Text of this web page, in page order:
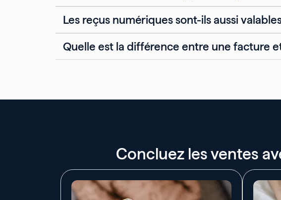
Les reçus numériques sont-ils aussi
Quelle est la différence entre une facture
Concluez les ventes